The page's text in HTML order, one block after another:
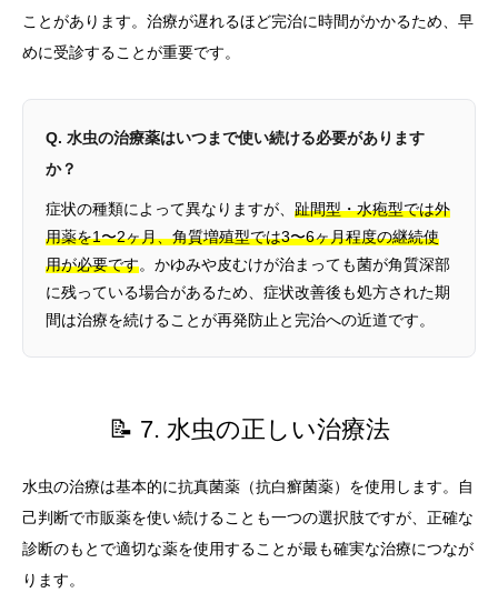
ことがあります。治療が遅れるほど完治に時間がかかるため、早
めに受診することが重要です。
Q. 水虫の治療薬はいつまで使い続ける必要があります
か？
症状の種類によって異なりますが、 趾間型・水疱型では外
用薬を1〜2ヶ月、角質増殖型では3〜6ヶ月程度の継続使
用が必要です。かゆみや皮むけが治まっても菌が角質深部
に残っている場合があるため、症状改善後も処方された期
間は治療を続けることが再発防止と完治への近道です。
📝 7. 水虫の正しい治療法
水虫の治療は基本的に抗真菌薬（抗白癬菌薬）を使用します。自
己判断で市販薬を使い続けることも一つの選択肢ですが、正確な
診断のもとで適切な薬を使用することが最も確実な治療につなが
ります。